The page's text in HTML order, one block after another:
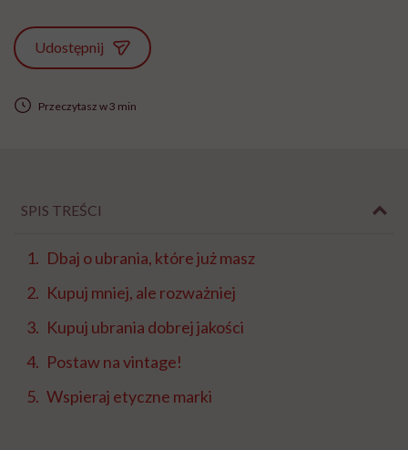
Udostępnij
Przeczytasz w 3 min
SPIS TREŚCI
Dbaj o ubrania, które już masz
Kupuj mniej, ale rozważniej
Kupuj ubrania dobrej jakości
Postaw na vintage!
Wspieraj etyczne marki